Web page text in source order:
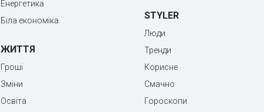
Енергетика
Біла економіка
ЖИТТЯ
Гроші
Зміни
Освіта
STYLER
Люди
Тренди
Корисне
Смачно
Гороскопи